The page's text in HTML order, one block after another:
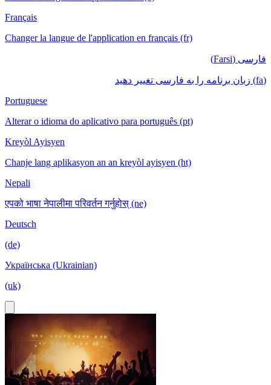
Français
Changer la langue de l'application en français (fr)
فارسی (Farsi)
(fa) زبان برنامه را به فارسی تغییر دهید
Portuguese
Alterar o idioma do aplicativo para português (pt)
Kreyòl Ayisyen
Chanje lang aplikasyon an an kreyòl ayisyen (ht)
Nepali
एपको भाषा नेपालीमा परिवर्तन गर्नुहोस् (ne)
Deutsch
(de)
Українська (Ukrainian)
(uk)